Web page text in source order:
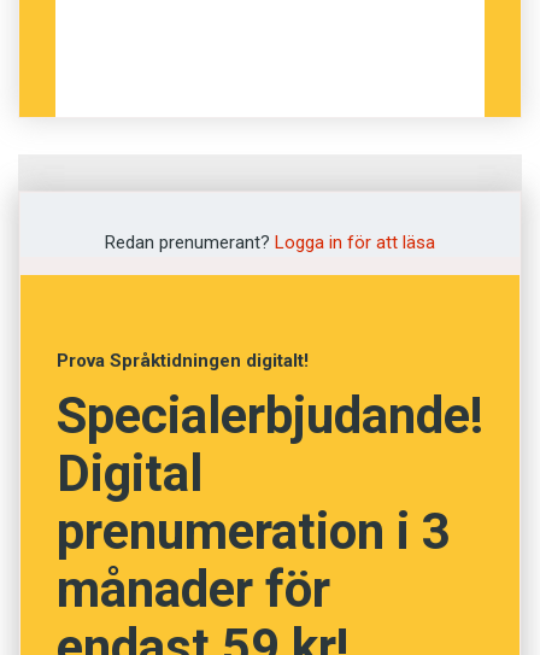
Herdestund
Kröning
Lamning
Kärleksstund
Grönbete
Redan prenumerant? Logga in för att läsa
Prova Språktidningen digitalt!
Specialerbjudande!
Digital
prenumeration i 3
månader för